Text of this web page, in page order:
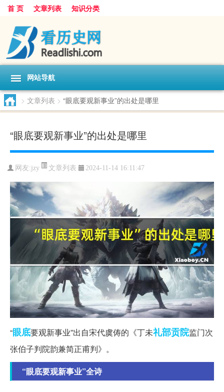
首 页 文章列表 知识分类
网站导航
> 文章列表 > “眼底要观新事业”的出处是哪里
“眼底要观新事业”的出处是哪里
网友:jzy 文章列表 2024-11-14 16:11:47
“眼底要观新事业”出自宋代虞俦的《丁未礼部贡院监门次
张伯子判院韵兼简正甫判》。
“眼底要观新事业”全诗